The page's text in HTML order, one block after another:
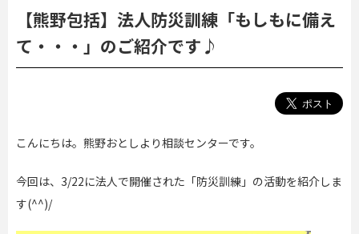
【熊野包括】法人防災訓練「もしもに備え
て・・・」のご紹介です♪
こんにちは。熊野おとしより相談センターです。
今回は、3/22に法人で開催された「防災訓練」の活動を紹介しま
す(^^)/